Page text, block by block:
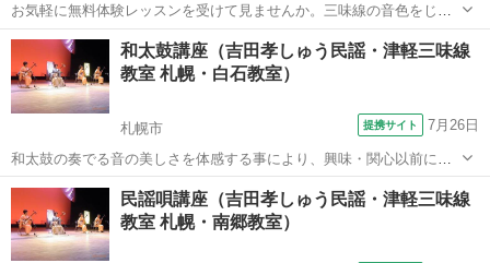
お気軽に無料体験レッスンを受けて見ませんか。三味線の音色をじか
に体験し、自分の合うコースを選ぶことが出来ます。
北海道 札幌市 三味線
和太鼓講座（吉田孝しゅう民謡・津軽三味線
教室 札幌・白石教室）
札幌市 提携サイト 7月26日
和太鼓の奏でる音の美しさを体感する事により、興味・関心以前に音
楽を求める潜在的なエネルギーを目覚めさせ、生き生きと我を忘れて
没頭できる魅力的な世界をつくり出す事ができます。 あなたも和太鼓
を始めませんか！ お子様から中高年ま...
北海道 札幌市 和太鼓
民謡唄講座（吉田孝しゅう民謡・津軽三味線
教室 札幌・南郷教室）